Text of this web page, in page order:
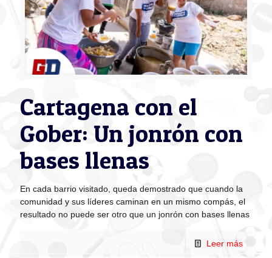
Cartagena con el
Gober: Un jonrón con
bases llenas
En cada barrio visitado, queda demostrado que cuando la
comunidad y sus líderes caminan en un mismo compás, el
resultado no puede ser otro que un jonrón con bases llenas
Leer más